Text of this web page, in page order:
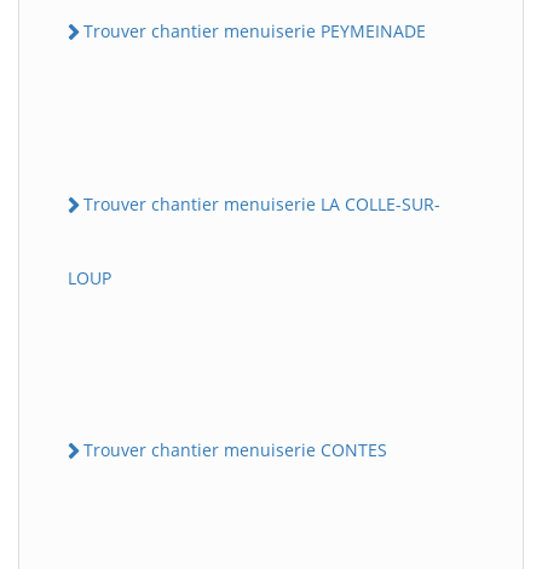
Trouver chantier menuiserie PEYMEINADE
Trouver chantier menuiserie LA COLLE-SUR-
LOUP
Trouver chantier menuiserie CONTES